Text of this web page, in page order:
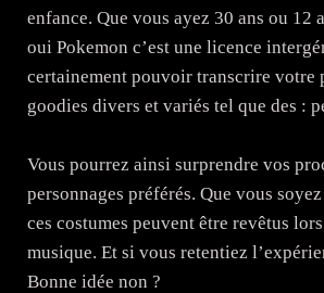
enfance. Que vous ayez 30 ans ou
oui Pokemon c’est une licence
certainement pouvoir transcrire votre
goodies divers et variés tel que des :
Vous pourrez ainsi surprendre vos
personnages préférés. Que vous
ces costumes peuvent être revêtus
musique. Et si vous retentiez
Bonne idée non ?